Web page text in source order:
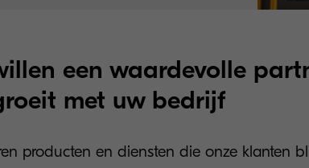
een waardevolle
met uw bedrijf
producten en diensten die onze klanten